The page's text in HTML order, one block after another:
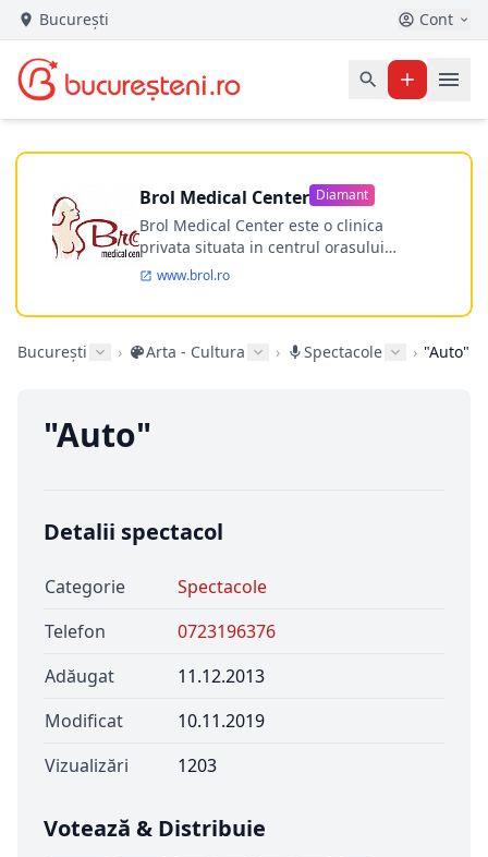
București Cont
Brol Medical Center Diamant
Brol Medical Center este o clinica
privata situata in centrul orasului
Timisoara avand o experienta de
Incepand din anul 2009 clinica isi
ultramodern.
www.brol.ro
București › Arta - Cultura › Spectacole › "Auto"
"Auto"
Detalii spectacol
Categorie
Spectacole
Telefon
0723196376
Adăugat
11.12.2013
Modificat
10.11.2019
Vizualizări
1203
Votează & Distribuie